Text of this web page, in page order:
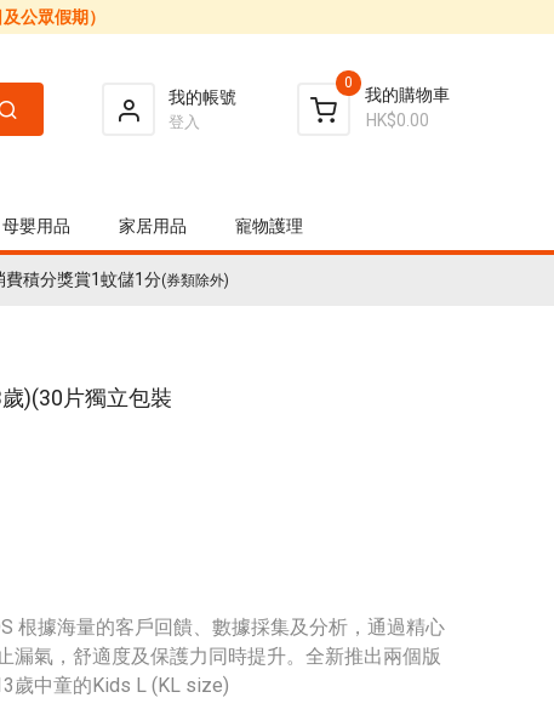
公眾假期）
我的帳號
登入
我的購物車
0
HK$0.00
母嬰用品 家居用品 寵物護理
費積分獎賞1蚊儲1分(券類除外)
歲)(30片獨立包裝
根據海量的客戶回饋、數據採集及分析，通過精心
氣，舒適度及保護力同時提升。全新推出兩個版
歲中童的Kids L (KL size)